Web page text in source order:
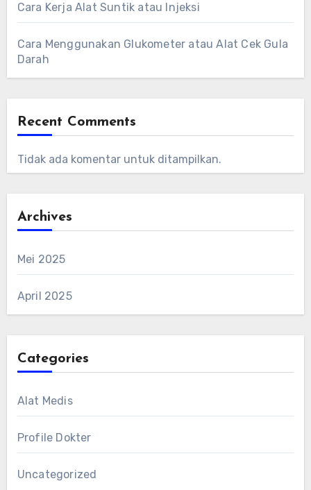
Cara Kerja Alat Suntik atau Injeksi
Cara Menggunakan Glukometer atau Alat Cek Gula
Darah
Recent Comments
Tidak ada komentar untuk ditampilkan.
Archives
Mei 2025
April 2025
Categories
Alat Medis
Profile Dokter
Uncategorized